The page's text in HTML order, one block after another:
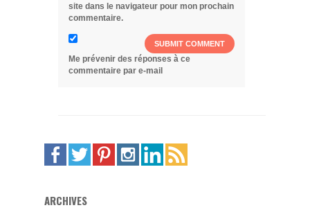
site dans le navigateur pour mon prochain
commentaire.
Me prévenir des réponses à ce
commentaire par e-mail
ARCHIVES